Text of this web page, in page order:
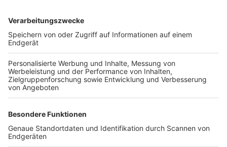
TOP-VEREINE
TOP-PARTNER